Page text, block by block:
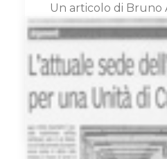
Un articolo di Bruno
Parma Medica 2010
Clicca qui per
by Chiara